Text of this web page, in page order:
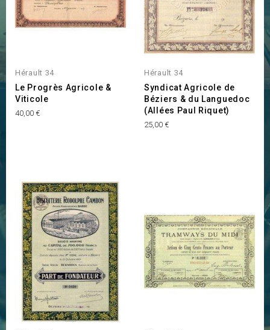
Hérault 34
Le Progrès Agricole &
Viticole
Prix
40,00 €
Hérault 34
Syndicat Agricole de
Béziers & du Languedoc
(Allées Paul Riquet)
Prix
25,00 €